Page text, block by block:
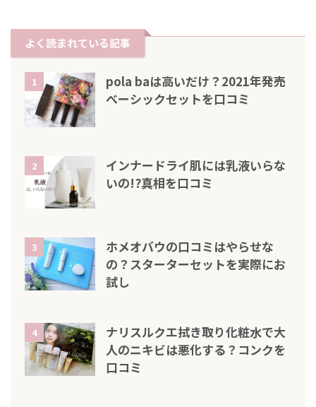
よく読まれている記事
1
pola baは高いだけ？2021年発売
ベーシックセットを口コミ
2
インナードライ肌には乳液いらな
いの!?真相を口コミ
3
ホメオバウの口コミはやらせな
の？スターターセットを実際にお
試し
4
ナリスルクエ拭き取り化粧水で大
人のニキビは悪化する？コンクを
口コミ